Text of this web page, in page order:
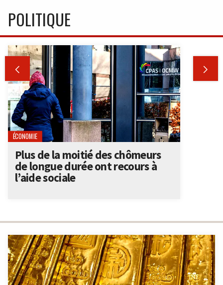
POLITIQUE
 
ÉCONOMIE
Plus de la moitié des chômeurs
de longue durée ont recours à
l’aide sociale